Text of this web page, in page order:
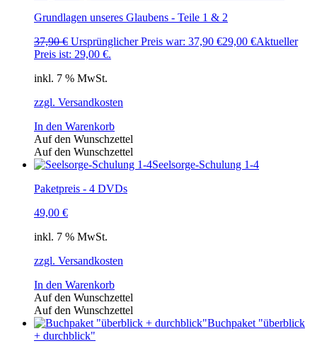
Grundlagen unseres Glaubens - Teile 1 & 2
37,90€ Ursprünglicher Preis war: 37,90 €29,00 €Aktueller
Preis ist: 29,00 €.
inkl. 7 % MwSt.
zzgl. Versandkosten
In den Warenkorb
Auf den Wunschzettel
Auf den Wunschzettel
Seelsorge-Schulung 1-4
Paketpreis - 4 DVDs
49,00 €
inkl. 7 % MwSt.
zzgl. Versandkosten
In den Warenkorb
Auf den Wunschzettel
Auf den Wunschzettel
Buchpaket "überblick
+ durchblick"